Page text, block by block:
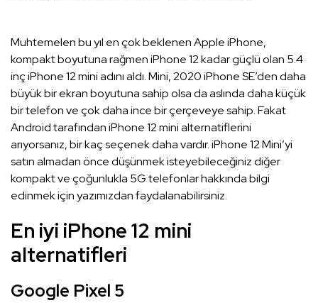
Muhtemelen bu yıl en çok beklenen Apple iPhone,
kompakt boyutuna rağmen iPhone 12 kadar güçlü olan 5.4
inç iPhone 12 mini adını aldı. Mini, 2020 iPhone SE’den daha
büyük bir ekran boyutuna sahip olsa da aslında daha küçük
bir telefon ve çok daha ince bir çerçeveye sahip. Fakat
Android tarafından iPhone 12 mini alternatiflerini
arıyorsanız, bir kaç seçenek daha vardır. iPhone 12 Mini’yi
satın almadan önce düşünmek isteyebileceğiniz diğer
kompakt ve çoğunlukla 5G telefonlar hakkında bilgi
edinmek için yazımızdan faydalanabilirsiniz.
En iyi iPhone 12 mini
alternatifleri
Google Pixel 5